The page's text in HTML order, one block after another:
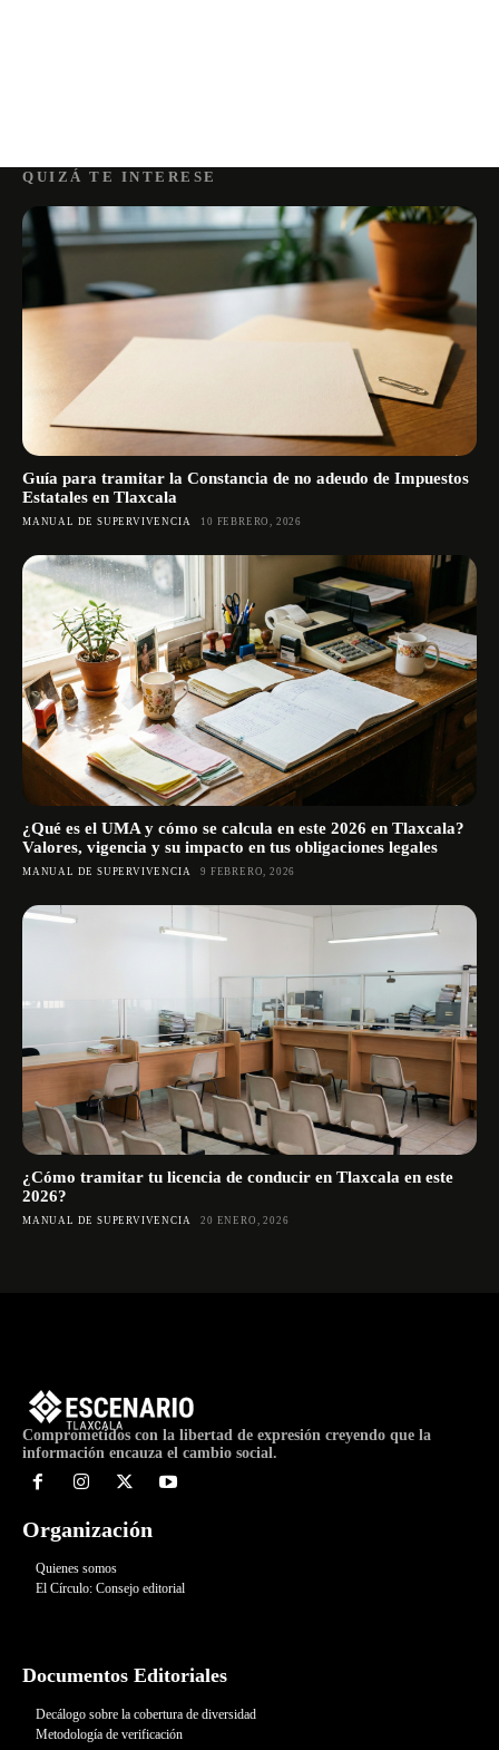
QUIZÁ TE INTERESE
Guía para tramitar la Constancia de no adeudo de Impuestos
Estatales en Tlaxcala
MANUAL DE SUPERVIVENCIA 10 FEBRERO, 2026
¿Qué es el UMA y cómo se calcula en este 2026 en Tlaxcala?
Valores, vigencia y su impacto en tus obligaciones legales
MANUAL DE SUPERVIVENCIA 9 FEBRERO, 2026
¿Cómo tramitar tu licencia de conducir en Tlaxcala en este
2026?
MANUAL DE SUPERVIVENCIA 20 ENERO, 2026
Comprometidos con la libertad de expresión creyendo que la
información encauza el cambio social.
Organización
Quienes somos
El Círculo: Consejo editorial
Documentos Editoriales
Decálogo sobre la cobertura de diversidad
Metodología de verificación